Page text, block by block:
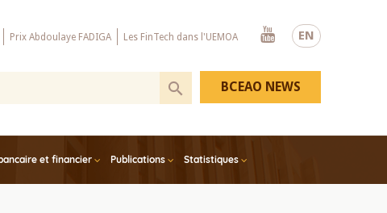
EN
Prix Abdoulaye FADIGA Les FinTech dans l'UEMOA
Youtube
et financier Publications Statistiques
BCEAO NEWS